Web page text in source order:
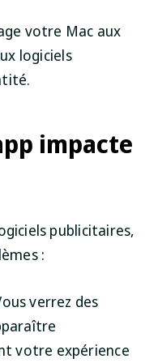
votre Mac aux
logiciels
impacte
publicitaires,
:
verrez des
votre expérience